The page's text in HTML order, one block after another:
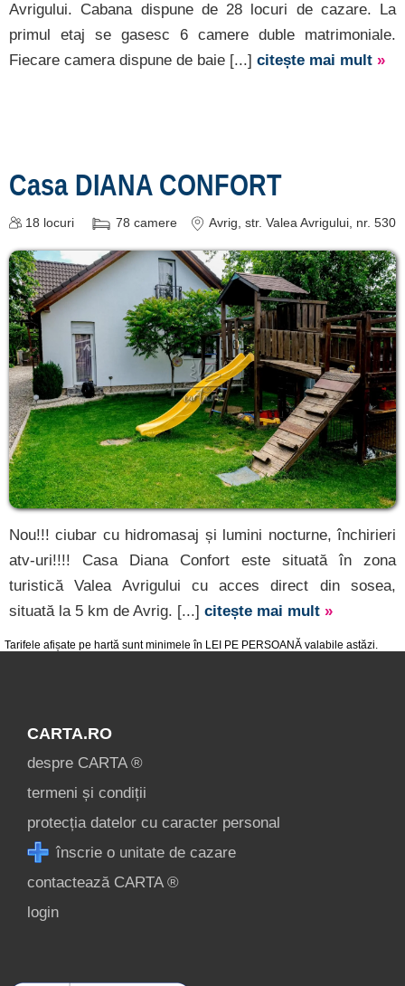
Tarifele afișate pe hartă sunt minimele în LEI PE PERSOANĂ valabile astăzi.
Avrigului. Cabana dispune de 28 locuri de cazare. La
primul etaj se gasesc 6 camere duble matrimoniale.
Fiecare camera dispune de baie [...] citește mai mult »
Casa DIANA CONFORT
18 locuri 78 camere Avrig, str. Valea Avrigului, nr. 530
Nou!!! ciubar cu hidromasaj și lumini nocturne, închirieri
atv-uri!!!! Casa Diana Confort este situată în zona
turistică Valea Avrigului cu acces direct din sosea,
situată la 5 km de Avrig. [...] citește mai mult »
CARTA.RO
despre CARTA ®
termeni și condiții
protecția datelor cu caracter personal
înscrie o unitate de cazare
contactează CARTA ®
login